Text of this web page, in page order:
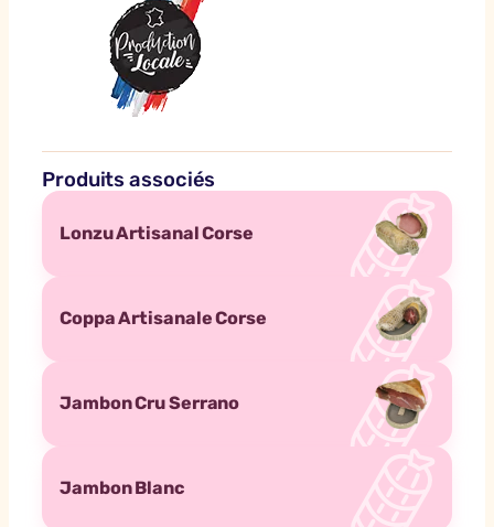
Produits associés
Lonzu Artisanal Corse
Coppa Artisanale Corse
Jambon Cru Serrano
Jambon Blanc